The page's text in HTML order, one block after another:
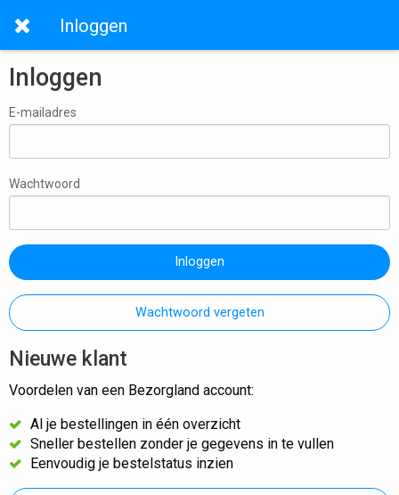
Inloggen
Inloggen
E-mailadres
Wachtwoord
Inloggen
Wachtwoord vergeten
Nieuwe klant
Voordelen van een Bezorgland account:
Al je bestellingen in één overzicht
Sneller bestellen zonder je gegevens in te vullen
Eenvoudig je bestelstatus inzien